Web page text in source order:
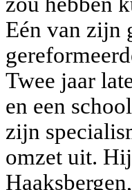
Eén van zijn
Twee jaar
en een
zijn
omzet uit.